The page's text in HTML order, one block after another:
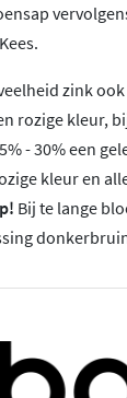
zink
rozige kleur,
- 30% een
kleur en
Bij te lange